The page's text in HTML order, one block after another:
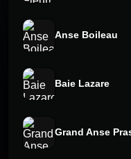
Anse Boileau
Baie Lazare
Grand Anse